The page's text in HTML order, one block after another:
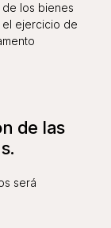
los bienes
ejercicio de
de las
será